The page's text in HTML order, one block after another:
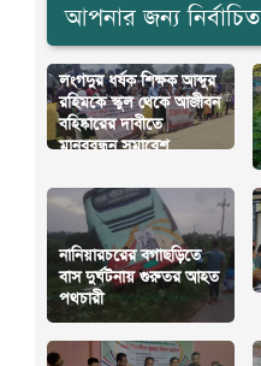
আপনার জন্য নির্বাচিত
লংগদুর ধর্ষক শিক্ষক আব্দুর
রহিমকে স্কুল থেকে আজীবন
বহিষ্কারের দাবীতে
মানববন্ধন সমাবেশ
নানিয়ারচরের বগাছড়িতে
বাস দুর্ঘটনায় গুরুতর আহত
পথচারী